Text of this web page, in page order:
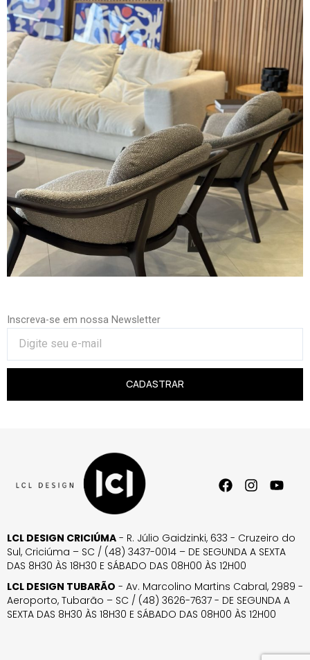
Inscreva-se em nossa Newsletter
CADASTRAR
LCL DESIGN CRICIÚMA - R. Júlio Gaidzinki, 633 - Cruzeiro do
Sul, Criciúma – SC / (48) 3437-0014 – DE SEGUNDA A SEXTA
DAS 8H30 ÀS 18H30 E SÁBADO DAS 08H00 ÀS 12H00
LCL DESIGN TUBARÃO - Av. Marcolino Martins Cabral, 2989 -
Aeroporto, Tubarão – SC / (48) 3626-7637 - DE SEGUNDA A
SEXTA DAS 8H30 ÀS 18H30 E SÁBADO DAS 08H00 ÀS 12H00